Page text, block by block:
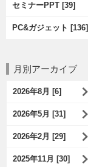
セミナーPPT [39]
PC&ガジェット [136]
月別アーカイブ
2026年8月 [6]
2026年5月 [31]
2026年2月 [29]
2025年11月 [30]